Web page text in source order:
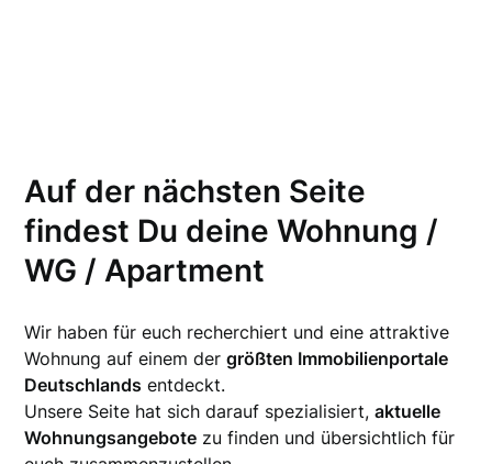
Auf der nächsten Seite
findest Du deine Wohnung /
WG / Apartment
Wir haben für euch recherchiert und eine attraktive
Wohnung auf einem dergrößten Immobilienportale
Deutschlands entdeckt.
Unsere Seite hat sich darauf spezialisiert,aktuelle
Wohnungsangebote zu finden und übersichtlich für